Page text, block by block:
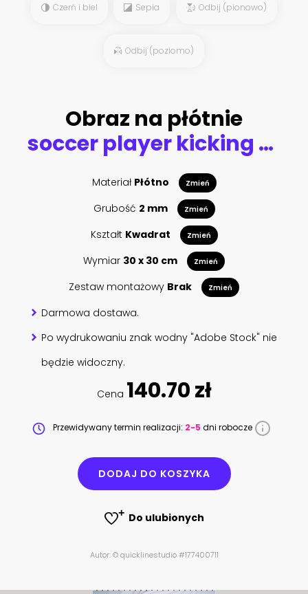
Czerń i biel Sepia Odbij (pionowo)
Odbij (poziomo)
Obraz na płótnie
soccer player kicking the ball in mid-air
Materiał Płótno Zmień
Grubość 2 mm Zmień
Kształt Kwadrat Zmień
Wymiar 30 x 30 cm Zmień
Zestaw montażowy Brak Zmień
Darmowa dostawa.
Po wydrukowaniu znak wodny "Adobe Stock" nie
będzie widoczny.
Cena 140.70 zł
Przewidywany termin realizacji: 2-5 dni robocze
DODAJ DO KOSZYKA
Do ulubionych
Autor: © quicklinestudio #177400711